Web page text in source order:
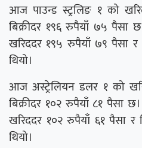
आज पाउन्ड स्ट्रलिङ १ को
बिक्रीदर १९६ रुपैयाँ ७५ पैसा
खरिददर १९५ रुपैयाँ ७९ पैसा र
थियो।
आज अस्ट्रेलियन डलर १ को
बिक्रीदर १०२ रुपैयाँ ८१ पैसा
खरिददर १०२ रुपैयाँ ६१ पैसा र
थियो।